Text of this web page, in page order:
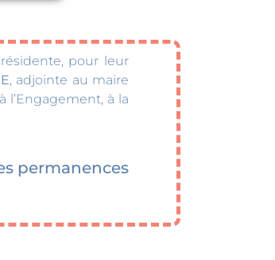
pour leur
, adjointe au maire
l’Engagement, à la
permanences